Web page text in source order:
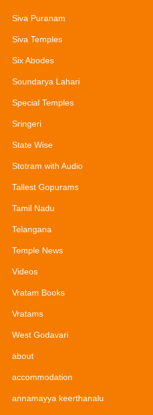
Siva Puranam
Siva Temples
Six Abodes
Soundarya Lahari
Special Temples
Sringeri
State Wise
Stotram with Audio
Tallest Gopurams
Tamil Nadu
Telangana
Temple News
Videos
Vratam Books
Vratams
West Godavari
about
accommodation
annamayya keerthanalu